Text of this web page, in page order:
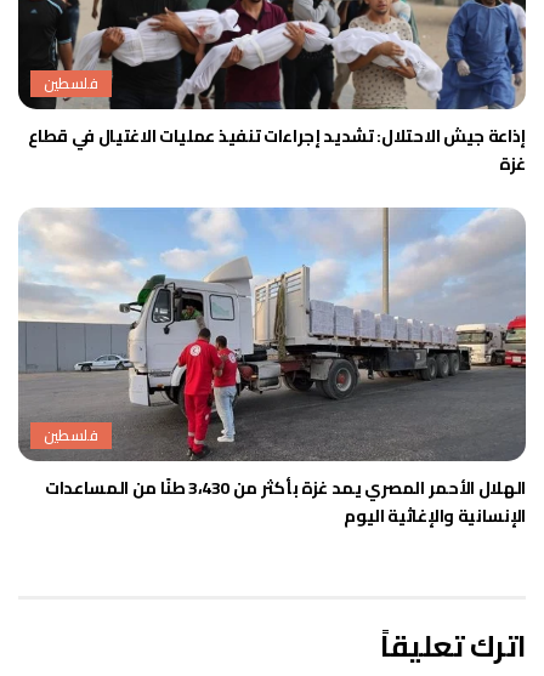
فلسطين
إذاعة جيش الاحتلال: تشديد إجراءات تنفيذ عمليات الاغتيال في قطاع
غزة
فلسطين
الهلال الأحمر المصري يمد غزة بأكثر من 3،430 طنًا من المساعدات
الإنسانية والإغاثية اليوم
اترك تعليقاً